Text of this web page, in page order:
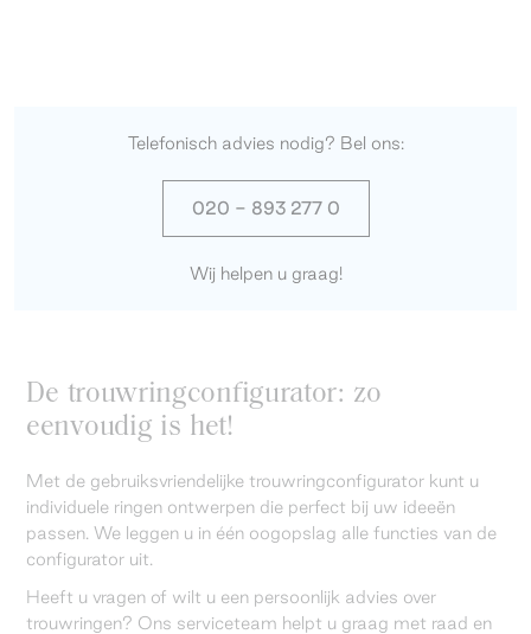
Telefonisch advies nodig? Bel ons:
020 - 893 277 0
Wij helpen u graag!
De trouwringconfigurator: zo
eenvoudig is het!
Met de gebruiksvriendelijke trouwringconfigurator kunt u
individuele ringen ontwerpen die perfect bij uw ideeën
passen. We leggen u in één oogopslag alle functies van de
configurator uit.
Heeft u vragen of wilt u een persoonlijk advies over
trouwringen? Ons serviceteam helpt u graag met raad en